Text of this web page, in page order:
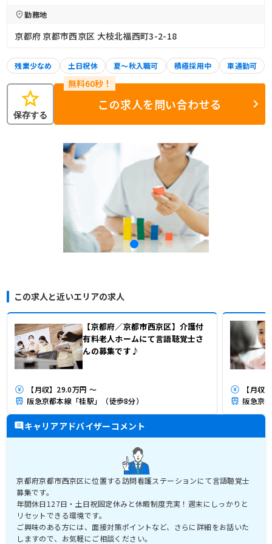
勤務地
京都府 京都市西京区 大枝北福西町3-2-18
残業少なめ 土日祝休 夏～秋入職可 積極採用中 車通勤可
star
保存する
この求人を問い合わせる
この求人と近いエリアの求人
【京都府／京都市西京区】介護付
有料老人ホームにて言語聴覚士さ
んの募集です♪
【月収】29.0万円 ～
阪急京都本線「桂駅」（徒歩8分）
【月収
阪急京
キャリアアドバイザーコメント
京都府京都市西京区に位置する訪問看護ステーションにて言語聴覚士
募集です。
年間休日127日・土日祝固定休みと休暇制度充実！週末にしっかりと
リセットできる環境です。
ご興味のある方には、面接対策ポイントなど、さらに詳細をお話いた
しますので、お気軽にご相談ください。